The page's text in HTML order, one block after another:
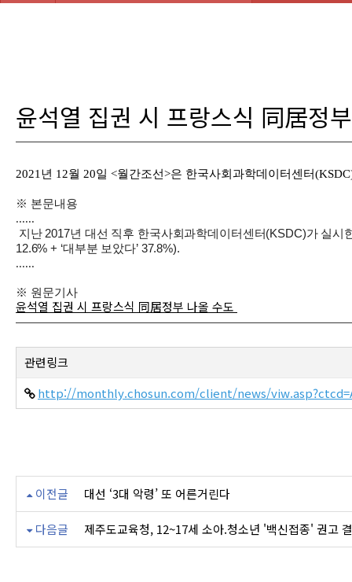
윤석열 집권 시 프랑스식 同居정
2021년 12월 20일 <월간조선>은 한국사회과학데이터센터
※ 본문내용
......
지난 2017년 대선 직후 한국사회과학데이터센터(KSDC)가 실시
12.6% + ‘대부분 보았다’ 37.8%).
......
※ 원문기사
윤석열 집권 시 프랑스식 同居정부 나올 수도
관련링크
http://monthly.chosun.com/client/news/
이전글 대선 ‘3대 악령’ 또 어른거린다
다음글 제주도교육청, 12~17세 소아.청소년 '백신접종' 권고